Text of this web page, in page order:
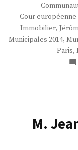
Cour européenne
Immobilier,
Municipales 2014,
Paris,
M.